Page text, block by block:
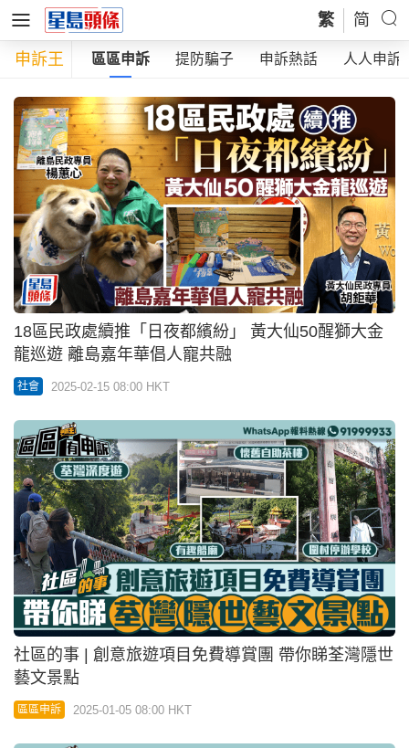
繁 简
申訴王
放蛇直擊 區區申訴 提防騙子 申訴熱話 人人申訴
18區民政處續推「日夜都繽紛」 黃大仙50醒獅大金
龍巡遊 離島嘉年華倡人寵共融
社會 2025-02-15 08:00 HKT
社區的事 | 創意旅遊項目免費導賞團 帶你睇荃灣隱世
藝文景點
區區申訴 2025-01-05 08:00 HKT